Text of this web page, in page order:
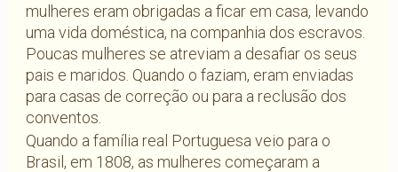
mulheres eram obrigadas a ficar em casa, levando
uma vida doméstica, na companhia dos escravos.
Poucas mulheres se atreviam a desafiar os seus
pais e maridos. Quando o faziam, eram enviadas
para casas de correção ou para a reclusão dos
conventos.
Quando a família real Portuguesa veio para o
Brasil, em 1808, as mulheres começaram a